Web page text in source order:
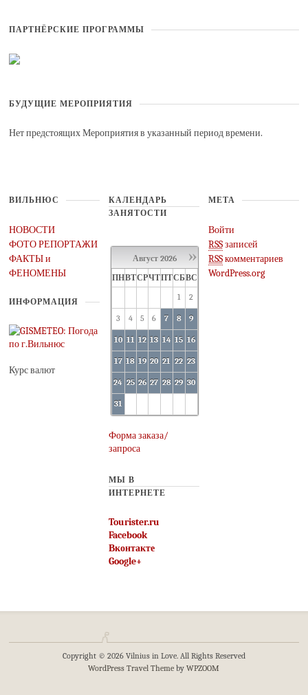
ПАРТНЁРСКИЕ ПРОГРАММЫ
БУДУЩИЕ МЕРОПРИЯТИЯ
Нет предстоящих Мероприятия в указанный период времени.
ВИЛЬНЮС
НОВОСТИ
ФОТО РЕПОРТАЖИ
ФАКТЫ и
ФЕНОМЕНЫ
ИНФОРМАЦИЯ
Курс валют
КАЛЕНДАРЬ
ЗАНЯТОСТИ
»
Август 2026
ПНВТСРЧТПТСБВС
1
2
3 4 5 6 7 8 9
10 11 12 13 14 15 16
17 18 19 20 21 22 23
24 25 26 27 28 29 30
31
Форма заказа/
запроса
МЫ В
ИНТЕРНЕТЕ
Tourister.ru
Facebook
Вконтакте
Google+
МЕТА
Войти
RSSзаписей
RSSкомментариев
WordPress.org
Copyright © 2026 Vilnius in Love. All Rights Reserved
WordPress Travel Theme byWPZOOM